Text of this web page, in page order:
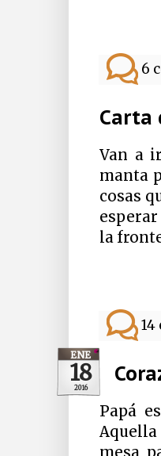
6
Carta
Van a
manta
cosas
la
ENE
18
2016
Papá
Aquella